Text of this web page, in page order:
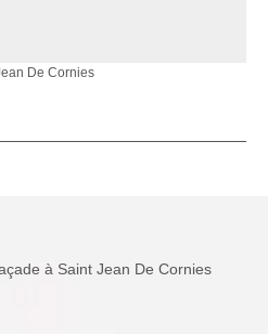
De Cornies
à Saint Jean De Cornies